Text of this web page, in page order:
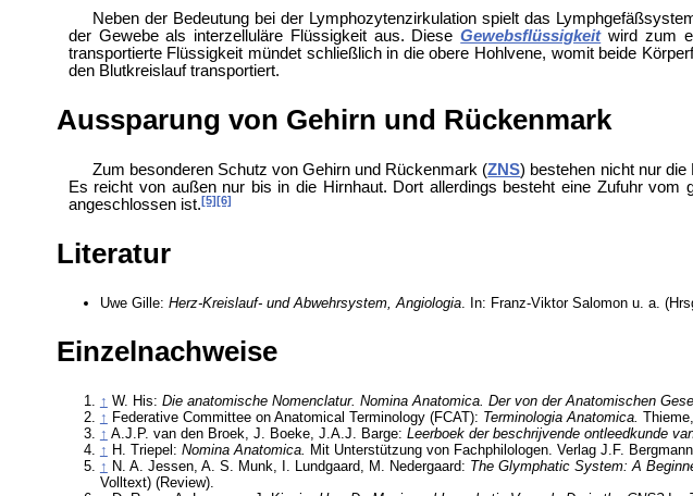
Neben der Bedeutung bei der Lymphozytenzirkulation spielt das
der Gewebe als interzelluläre Flüssigkeit aus. DieseGewebsflüssigkeitwird zum
transportierte Flüssigkeit mündet schließlich in die obere Hohlvene, womit beide
den Blutkreislauf transportiert.
Aussparung von Gehirn und Rückenmark
Zum besonderen Schutz vonGehirn und Rückenmark (ZNS) bestehen nicht nur
Es reicht von außen nur bis in die Hirnhaut. Dort allerdings besteht eine Zufuhr vom
angeschlossen ist.[5][6]
Literatur
Uwe Gille: Herz-Kreislauf- und Abwehrsystem, Angiologia. In: Franz-Viktor Salomon u. a.
Einzelnachweise
↑ W. His: Die anatomische Nomenclatur. Nomina Anatomica. Der von der Anatomischen
↑ Federative Committee on Anatomical Terminology (FCAT): Terminologia Anatomica.
↑ A.J.P. van den Broek, J. Boeke, J.A.J. Barge: Leerboek der beschrijvende ontleedkunde
↑ H. Triepel: Nomina Anatomica. Mit Unterstützung von Fachphilologen. Verlag J.F.
↑ N. A. Jessen, A. S. Munk, I. Lundgaard, M. Nedergaard: The Glymphatic System: A
Volltext) (Review).